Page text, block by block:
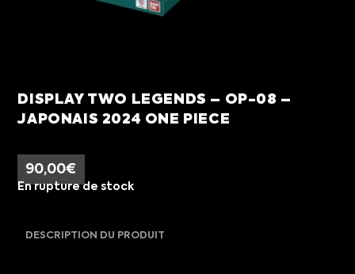
DISPLAY TWO LEGENDS – OP-08 –
JAPONAIS 2024 ONE PIECE
90,00€
En rupture de stock
DESCRIPTION DU PRODUIT